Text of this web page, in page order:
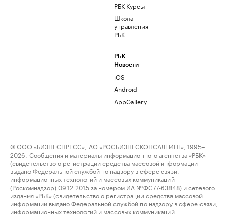
РБК Курсы
Школа
управления
РБК
РБК
Новости
iOS
Android
AppGallery
© ООО «БИЗНЕСПРЕСС», АО «РОСБИЗНЕСКОНСАЛТИНГ», 1995–
2026. Сообщения и материалы информационного агентства «РБК»
(свидетельство о регистрации средства массовой информации
выдано Федеральной службой по надзору в сфере связи,
информационных технологий и массовых коммуникаций
(Роскомнадзор) 09.12.2015 за номером ИА №ФС77-63848) и сетевого
издания «РБК» (свидетельство о регистрации средства массовой
информации выдано Федеральной службой по надзору в сфере связи,
информационных технологий и массовых коммуникаций